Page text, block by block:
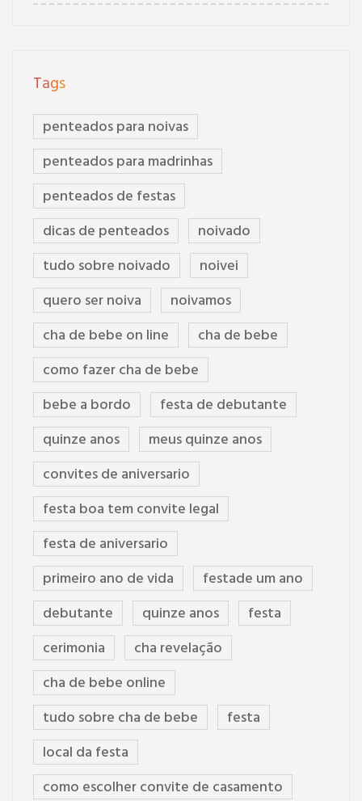
Tags
penteados para noivas
penteados para madrinhas
penteados de festas
dicas de penteados
noivado
tudo sobre noivado
noivei
quero ser noiva
noivamos
cha de bebe on line
cha de bebe
como fazer cha de bebe
bebe a bordo
festa de debutante
quinze anos
meus quinze anos
convites de aniversario
festa boa tem convite legal
festa de aniversario
primeiro ano de vida
festade um ano
debutante
quinze anos
festa
cerimonia
cha revelação
cha de bebe online
tudo sobre cha de bebe
festa
local da festa
como escolher convite de casamento